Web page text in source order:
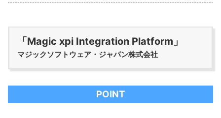
「Magic xpi Integration Platform」
マジックソフトウェア・ジャパン株式会社
POINT